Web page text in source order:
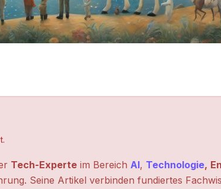
Tech-Experte im Bereich AI, Technologie,
Seine Artikel verbinden fundiertes